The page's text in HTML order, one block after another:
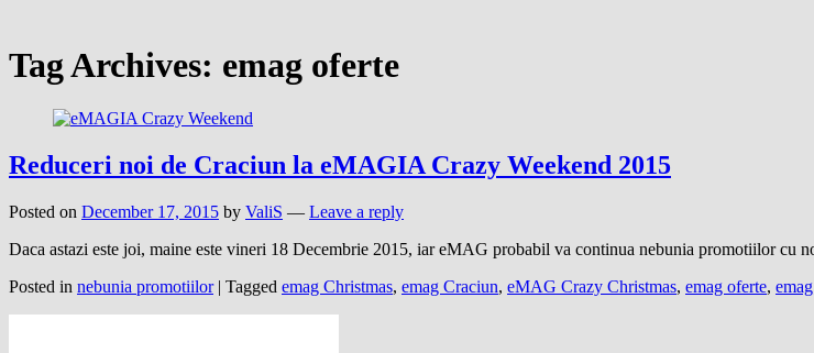
Tag Archives: emag oferte
Reduceri noi de Craciun la eMAGIA Crazy Weekend 2015
Posted on December 17, 2015 by ValiS — Leave a reply
Daca astazi este joi, maine este vineri 18 Decembrie 2015, iar eMAG probabil va continua nebunia promotiilor cu
Posted in nebunia promotiilor | Tagged emag Christmas, emag Craciun, eMAG Crazy Christmas, emag oferte,